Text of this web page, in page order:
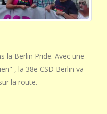
la Berlin Pride. Avec une
, la 38e CSD Berlin va
la route.